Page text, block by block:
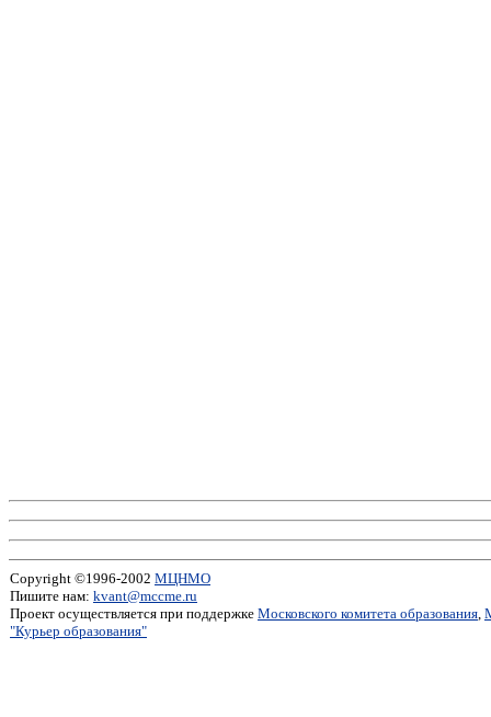
Copyright ©1996-2002 МЦНМО
Пишите нам: kvant@mccme.ru
Проект осуществляется при поддержке Московского комитета образования,
"Курьер образования"